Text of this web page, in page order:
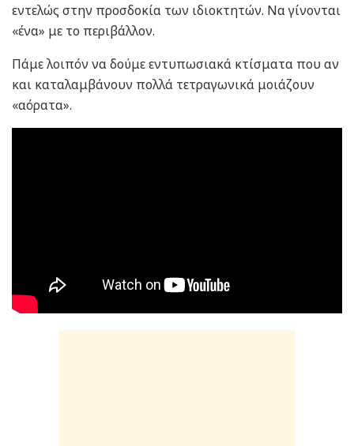
εντελώς στην προσδοκία των ιδιοκτητών. Να γίνονται
«ένα» με το περιβάλλον.
Πάμε λοιπόν να δούμε εντυπωσιακά κτίσματα που αν
και καταλαμβάνουν πολλά τετραγωνικά μοιάζουν
«αόρατα».